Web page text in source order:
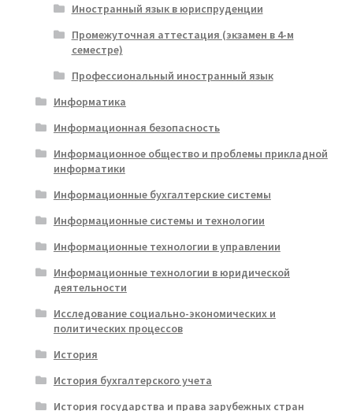
Иностранный язык в юриспруденции
Промежуточная аттестация (экзамен в 4-м
семестре)
Профессиональный иностранный язык
Информатика
Информационная безопасность
Информационное общество и проблемы прикладной
информатики
Информационные бухгалтерские системы
Информационные системы и технологии
Информационные технологии в управлении
Информационные технологии в юридической
деятельности
Исследование социально-экономических и
политических процессов
История
История бухгалтерского учета
История государства и права зарубежных стран